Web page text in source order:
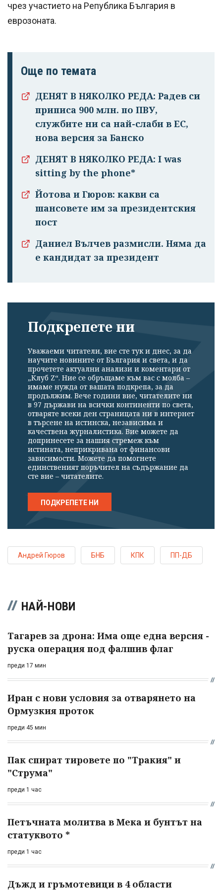
чрез участието на Република България в
еврозоната.
Още по темата
ДЕНЯТ В НЯКОЛКО РЕДА: Радев си
приписа 900 млн. по ПВУ,
службите ни са най-слаби в ЕС,
нова версия за Банско
ДЕНЯТ В НЯКОЛКО РЕДА: I was
sitting by the phone*
Йотова и Гюров: какви са
шансовете им за президентския
пост
Даниел Вълчев размисли. Няма да
е кандидат за президент
Подкрепете ни
Уважаеми читатели, вие сте тук и днес, за да
научите новините от България и света, и да
прочетете актуални анализи и коментари от
„Клуб Z“. Ние се обръщаме към вас с молба –
имаме нужда от вашата подкрепа, за да
продължим. Вече години вие, читателите ни
в 97 държави на всички континенти по света,
отваряте всеки ден страницата ни в интернет
в търсене на истинска, независима и
качествена журналистика. Вие можете да
допринесете за нашия стремеж към
истината, неприкривана от финансови
зависимости. Можете да помогнете
единственият поръчител на съдържание да
сте вие – читателите.
ПОДКРЕПЕТЕ НИ
Андрей Гюров БНБ КПК ПП-ДБ
НАЙ-НОВИ
Тагарев за дрона: Има още една версия -
руска операция под фалшив флаг
преди 17 мин
Иран с нови условия за отварянето на
Ормузкия проток
преди 45 мин
Пак спират тировете по "Тракия" и
"Струма"
преди 1 час
Петъчната молитва в Мека и бунтът на
статуквото *
преди 1 час
Дъжд и гръмотевици в 4 области